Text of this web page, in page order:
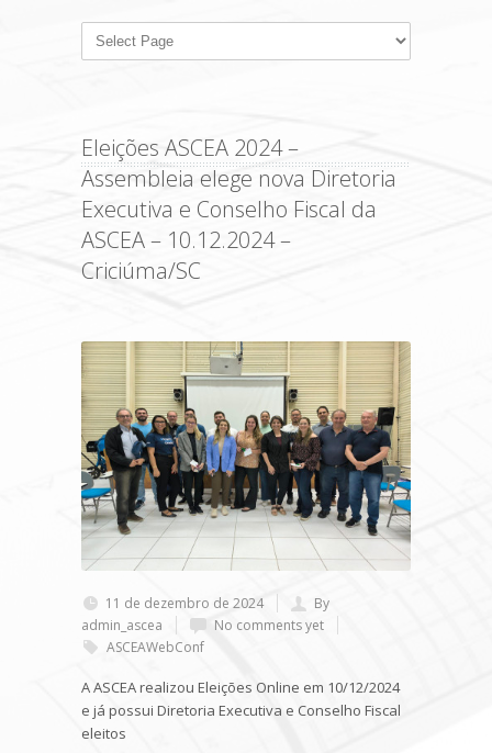
Eleições ASCEA 2024 –
Assembleia elege nova Diretoria
Executiva e Conselho Fiscal da
ASCEA – 10.12.2024 –
Criciúma/SC
11 de dezembro de 2024
By
admin_ascea
No comments yet
ASCEAWebConf
A ASCEA realizou Eleições Online em 10/12/2024
e já possui Diretoria Executiva e Conselho Fiscal
eleitos